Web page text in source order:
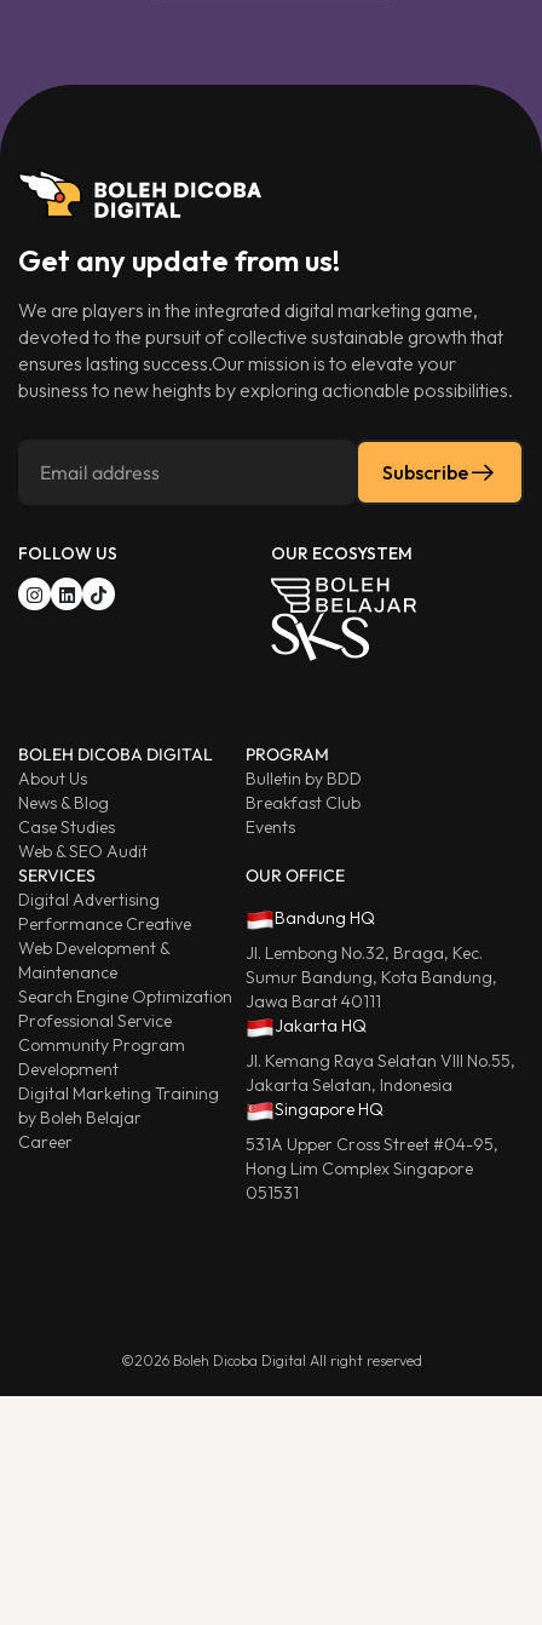
Get any update from us!
We are players in the integrated digital marketing game,
devoted to the pursuit of collective sustainable growth that
ensures lasting success.Our mission is to elevate your
business to new heights by exploring actionable possibilities.
Subscribe
FOLLOW US OUR ECOSYSTEM
BOLEH DICOBA DIGITAL
About Us
News & Blog
Case Studies
Web & SEO Audit
PROGRAM
Bulletin by BDD
Breakfast Club
Events
SERVICES
Digital Advertising
Performance Creative
Web Development &
Maintenance
Search Engine Optimization
Professional Service
Community Program
Development
Digital Marketing Training
by Boleh Belajar
Career
OUR OFFICE
Bandung HQ
Jl. Lembong No.32, Braga, Kec.
Sumur Bandung, Kota Bandung,
Jawa Barat 40111
Jakarta HQ
Jl. Kemang Raya Selatan VIII No.55,
Jakarta Selatan, Indonesia
Singapore HQ
531A Upper Cross Street #04-95,
Hong Lim Complex Singapore
051531
©2026 Boleh Dicoba Digital All right reserved